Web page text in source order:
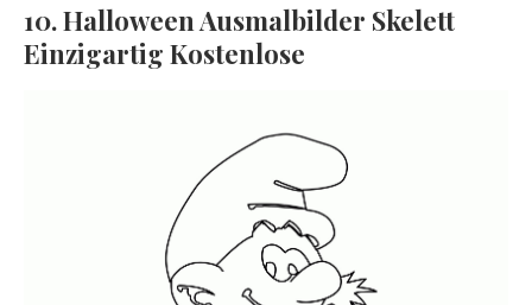
10. Halloween Ausmalbilder Skelett
Einzigartig Kostenlose